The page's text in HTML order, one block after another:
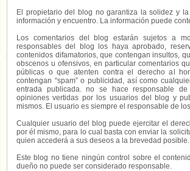
El propietario del blog no garantiza la solidez y
información y encuentro. La información puede
Los comentarios del blog estarán sujetos a
responsables del blog los haya aprobado,
contenidos difamatorios, que contengan insultos,
obscenos u ofensivos, en particular comentarios
públicas o que atenten contra el derecho al
contengan “spam” o publicidad, así como
entrada publicada. no se hace responsable
opiniones vertidas por los usuarios del blog y
mismos. El usuario es siempre el responsable de
Cualquier usuario del blog puede ejercitar el
por él mismo, para lo cual basta con enviar la
quien accederá a sus deseos a la brevedad posible.
Este blog no tiene ningún control sobre el
dueño no puede ser considerado responsable.